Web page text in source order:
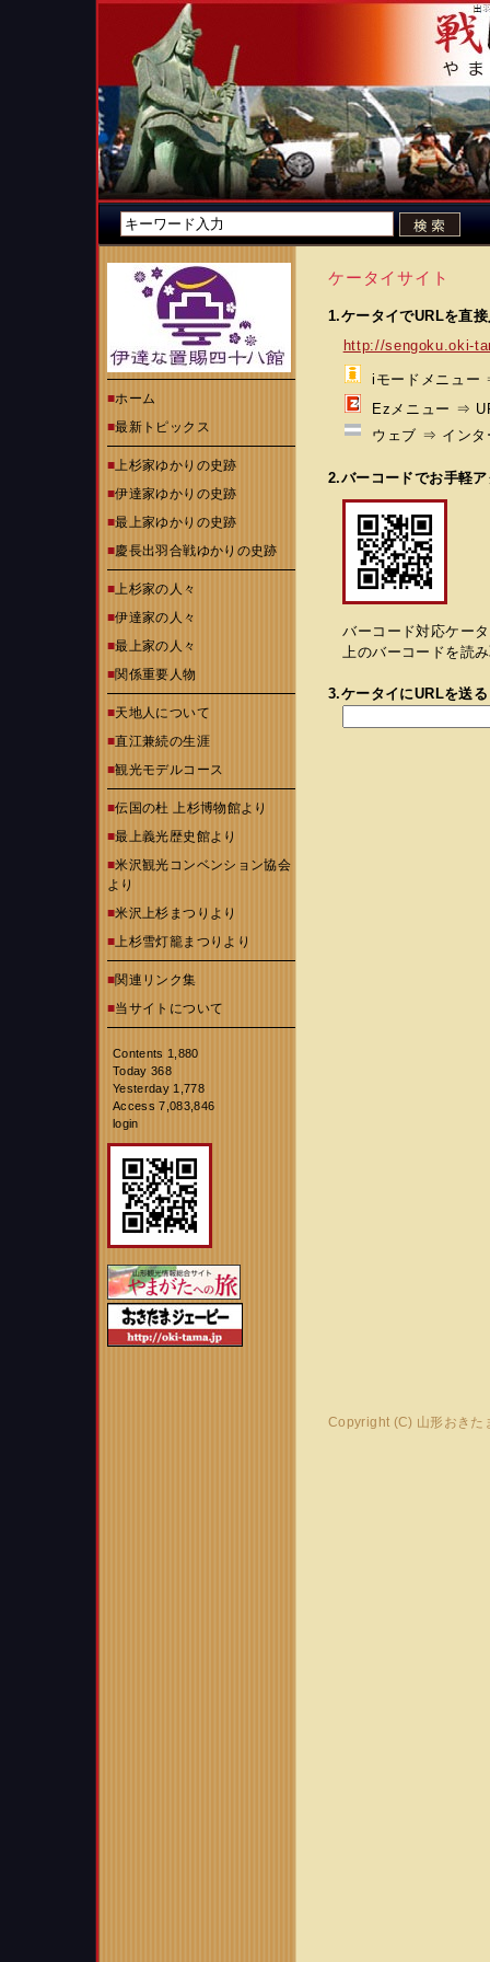
■ホーム
■最新トピックス
■上杉家ゆかりの史跡
■伊達家ゆかりの史跡
■最上家ゆかりの史跡
■慶長出羽合戦ゆかりの史跡
■上杉家の人々
■伊達家の人々
■最上家の人々
■関係重要人物
■天地人について
■直江兼続の生涯
■観光モデルコース
■伝国の杜 上杉博物館より
■最上義光歴史館より
■米沢観光コンベンション協会
より
■米沢上杉まつりより
■上杉雪灯籠まつりより
■関連リンク集
■当サイトについて
Contents 1,880
Today 368
Yesterday 1,778
Access 7,083,846
login
ケータイサイト
1.ケータイでURLを直
http://sengoku.oki-
iモードメニュ
Ezメニュー ⇒
ウェブ ⇒ イン
2.バーコードでお手軽
バーコード対応ケー
上のバーコードを読
3.ケータイにURLを送る
Copyright (C) 山形おき